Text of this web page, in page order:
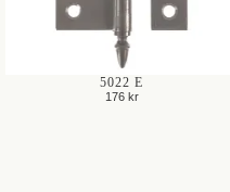
5022 E
176 kr